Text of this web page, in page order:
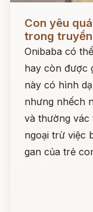
Con yêu
trong
Onibaba có
hay còn được
này có hình
nhưng nhếch
và thường vác
ngoại trừ việc
gan của trẻ